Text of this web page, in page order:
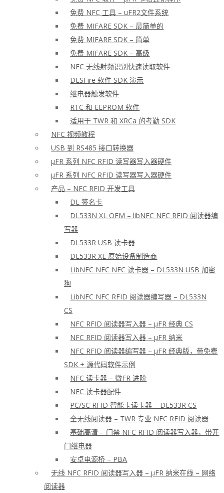
免费 NFC 工具 – uFR2文件系统
免费 MIFARE SDK – 最简单的
免费 MIFARE SDK – 简单
免费 MIFARE SDK – 高级
NFC 无线射频识别快速读取软件
DESFire 软件 SDK 演示
继电器触发软件
RTC 和 EEPROM 软件
适用于 TWR 和 XRCa 的考勤 SDK
NFC 视频教程
USB 到 RS485 接口转换器
μFR 系列 NFC RFID 读写器写入器硬件
μFR 系列 NFC RFID 读写器写入器硬件
产品 – NFC RFID 开发工具
DL 签名卡
DL533N XL OEM – libNFC NFC RFID 阅读器编
写器
DL533R USB 读卡器
DL533R XL 原始设备制造商
LibNFC NFC NFC 读卡器 – DL533N USB 加密
狗
LibNFC NFC RFID 阅读器编写器 – DL533N
CS
NFC RFID 阅读器写入器 – μFR 经典 CS
NFC RFID 阅读器写入器 – μFR 纳米
NFC RFID 阅读器编写器 – μFR 经典版，带免费
SDK + 源代码软件示例
NFC 读卡器 – 微FR 进阶
NFC 读卡器配件
PC/SC RFID 智能卡读卡器 – DL533R CS
全无线阅读器 – TWR 专业 NFC RFID 阅读器
基础高清 – 门禁 NFC RFID 阅读器写入器，带开
门继电器
安卓电源桥 – PBA
无线 NFC RFID 阅读器写入器 – μFR 纳米在线 – 网络
阅读器